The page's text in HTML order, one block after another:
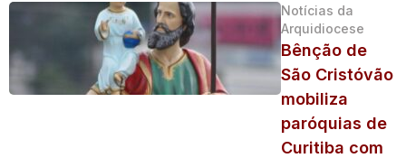
Notícias da
Arquidiocese
Bênção de
São Cristóvão
mobiliza
paróquias de
Curitiba com